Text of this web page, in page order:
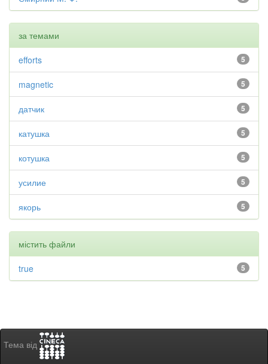
за темами
5
efforts
5
magnetic
5
датчик
5
катушка
5
котушка
5
усилие
5
якорь
містить файли
5
true
Тема від